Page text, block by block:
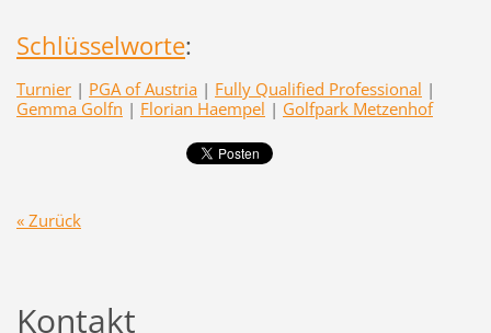
Schlüsselworte:
Turnier | PGA of Austria | Fully Qualified Professional |
Gemma Golfn | Florian Haempel | Golfpark Metzenhof
« Zurück
Kontakt